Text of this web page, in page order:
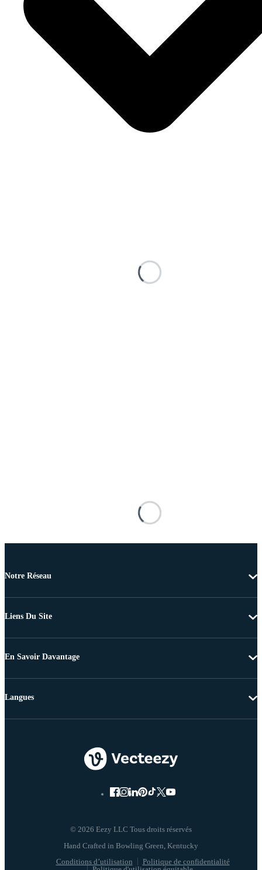
Notre Réseau
Liens Du Site
En Savoir Davantage
© 2026 Eezy LLC Tous droits réservés
Conditions d’utilisation
Politique de confidentialité
Langues